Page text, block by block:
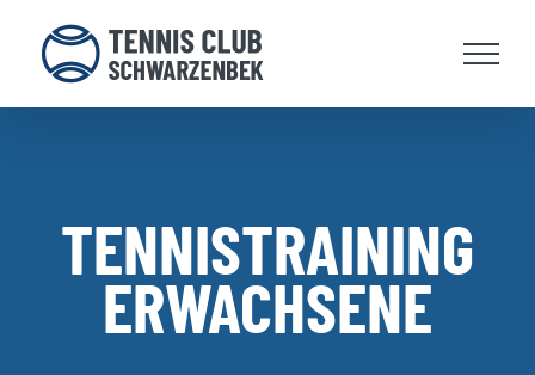
Inhalt
springen
TENNISTRAINING
ERWACHSENE